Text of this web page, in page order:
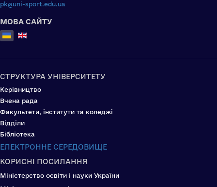
pk@uni-sport.edu.ua
МОВА САЙТУ
Оберіть свою мову
СТРУКТУРА УНІВЕРСИТЕТУ
Керівництво
Вчена рада
Факультети, інститути та коледжі
Відділи
Бібліотека
ЕЛЕКТРОННЕ СЕРЕДОВИЩЕ
КОРИСНІ ПОСИЛАННЯ
Міністерство освіти і науки України